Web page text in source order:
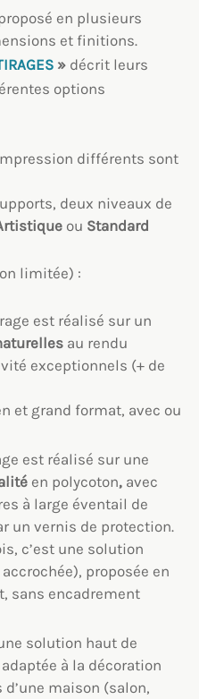
en plusieurs
et finitions.
» décrit leurs
options
différents sont
deux niveaux de
ou Standard
limitée) :
est réalisé sur un
au rendu
exceptionnels (+ de
et grand format, avec ou
est réalisé sur une
en polycoton,avec
à large éventail de
un vernis de protection.
c’est une solution
proposée en
sans encadrement
solution haut de
à la décoration
maison (salon,